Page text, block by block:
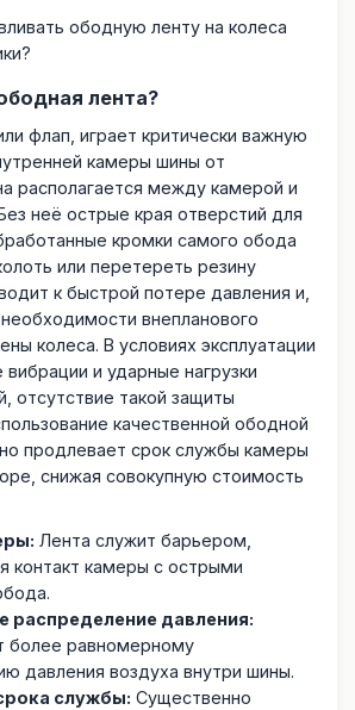
ободную ленту на колеса
лента?
флап, играет критически важную
камеры шины от
располагается между камерой и
неё острые края отверстий для
кромки самого обода
или перетереть резину
к быстрой потере давления и,
внепланового
колеса. В условиях эксплуатации
вибрации и ударные нагрузки
отсутствие такой защиты
качественной ободной
продлевает срок службы камеры
снижая совокупную стоимость
Лента служит барьером,
контакт камеры с острыми
распределение давления:
более равномерному
давления воздуха внутри шины.
службы: Существенно